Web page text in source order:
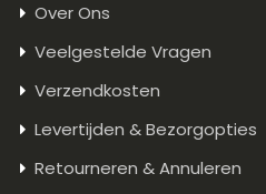
Over Ons
Veelgestelde Vragen
Verzendkosten
Levertijden & Bezorgopties
Retourneren & Annuleren